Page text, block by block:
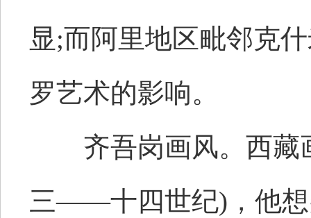
显;而阿里地区毗邻克
罗艺术的影响。
齐吾岗画风。西藏
三——十四世纪)，他想